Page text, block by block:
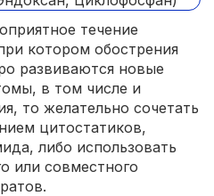
течение
котором обострения
развиваются новые
в том числе и
то желательно сочетать
цитостатиков,
либо использовать
или совместного